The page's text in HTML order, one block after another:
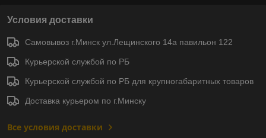
Условия доставки
Самовывоз г.Минск ул.Лещинского 14а павильон 122
Курьерской службой по РБ
Курьерской службой по РБ для крупногабаритных товаров
Доставка курьером по г.Минску
Все условия доставки